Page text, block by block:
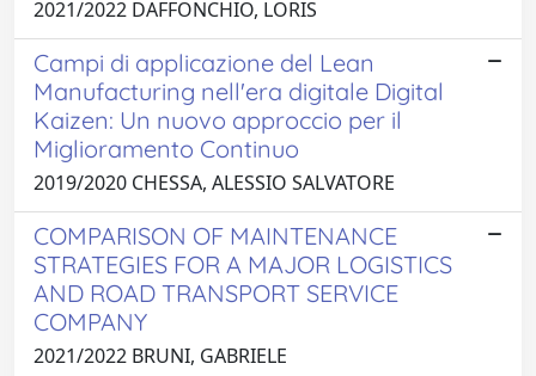
2021/2022 DAFFONCHIO, LORIS
Campi di applicazione del Lean
Manufacturing nell'era digitale Digital
Kaizen: Un nuovo approccio per il
Miglioramento Continuo
2019/2020 CHESSA, ALESSIO SALVATORE
COMPARISON OF MAINTENANCE
STRATEGIES FOR A MAJOR LOGISTICS
AND ROAD TRANSPORT SERVICE
COMPANY
2021/2022 BRUNI, GABRIELE